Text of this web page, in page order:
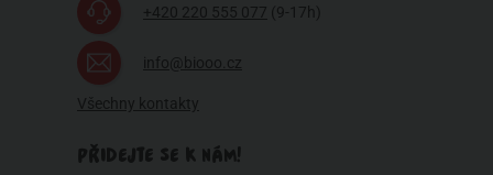
+420 220 555 077 (9-17h)
info@biooo.cz
Všechny kontakty
PŘIDEJTE SE K NÁM!